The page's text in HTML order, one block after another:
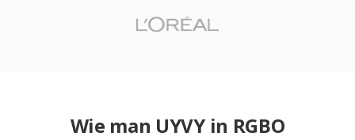
Wie man UYVY in RGBO